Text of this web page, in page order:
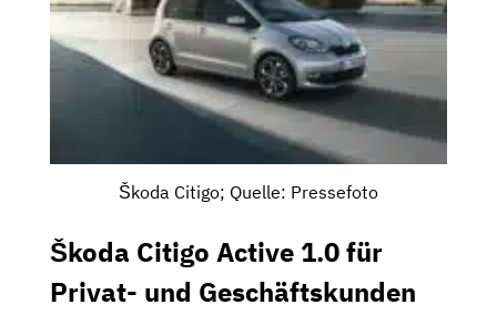
Škoda Citigo; Quelle: Pressefoto
Škoda Citigo Active 1.0 für
Privat- und Geschäftskunden